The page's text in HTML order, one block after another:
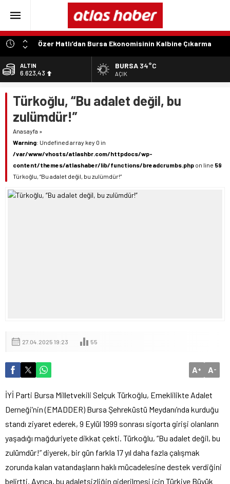
Özer Matlı’dan Bursa Ekonomisinin Kalbine Çıkarma
“Aynı Düzenleme Neden Emeklilere Uygulanmadı?”
“Engelli Emekliliğinde Kazanılmış Haklar Korunmalı,
Belirsizlikler Son Bulmalı”
“Engelliler Bu Ülkede Başarıyı Kimsenin Lütfuyla Değil,
İğneyle Kuyu Kazarak Kazanıyor”
Konusudur”
ALTIN
6.623,43
13.785,25
DOLAR
47,7048
EURO
BURSA 34°C
AÇIK
Türkoğlu, “Bu adalet değil, bu
zulümdür!”
Anasayfa »
Warning: Undefined array key 0 in
/var/www/vhosts/atlashbr.com/httpdocs/wp-
content/themes/atlashaber/lib/functions/breadcrumbs.php on line 59
Türkoğlu, “Bu adalet değil, bu zulümdür!”
27.04.2025 19:23 55
A+ A-
İYİ Parti Bursa Milletvekili Selçuk Türkoğlu, Emeklilikte Adalet
Derneği’nin (EMADDER) Bursa Şehreküstü Meydanı’nda kurduğu
standı ziyaret ederek, 9 Eylül 1999 sonrası sigorta girişi olanların
yaşadığı mağduriyete dikkat çekti. Türkoğlu, “Bu adalet değil, bu
zulümdür!” diyerek, bir gün farkla 17 yıl daha fazla çalışmak
zorunda kalan vatandaşların haklı mücadelesine destek verdiğini
belirtti. Ayrıca, bu adaletsizliğin giderilmesi için Türkiye Büyük